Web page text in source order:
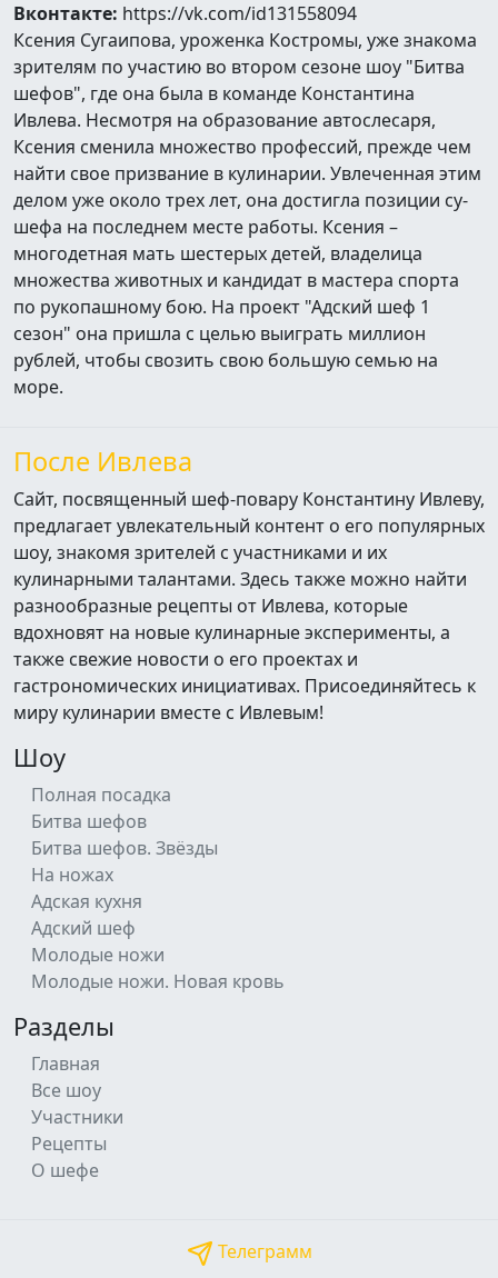
Вконтакте: https://vk.com/id131558094
Ксения Сугаипова, уроженка Костромы, уже знакома
зрителям по участию во втором сезоне шоу "Битва
шефов", где она была в команде Константина
Ивлева. Несмотря на образование автослесаря,
Ксения сменила множество профессий, прежде чем
найти свое призвание в кулинарии. Увлеченная этим
делом уже около трех лет, она достигла позиции су-
шефа на последнем месте работы. Ксения –
многодетная мать шестерых детей, владелица
множества животных и кандидат в мастера спорта
по рукопашному бою. На проект "Адский шеф 1
сезон" она пришла с целью выиграть миллион
рублей, чтобы свозить свою большую семью на
море.
После Ивлева
Сайт, посвященный шеф-повару Константину Ивлеву,
предлагает увлекательный контент о его популярных
шоу, знакомя зрителей с участниками и их
кулинарными талантами. Здесь также можно найти
разнообразные рецепты от Ивлева, которые
вдохновят на новые кулинарные эксперименты, а
также свежие новости о его проектах и
гастрономических инициативах. Присоединяйтесь к
миру кулинарии вместе с Ивлевым!
Шоу
Полная посадка
Битва шефов
Битва шефов. Звёзды
На ножах
Адская кухня
Адский шеф
Молодые ножи
Молодые ножи. Новая кровь
Разделы
Главная
Все шоу
Участники
Рецепты
О шефе
Телеграмм